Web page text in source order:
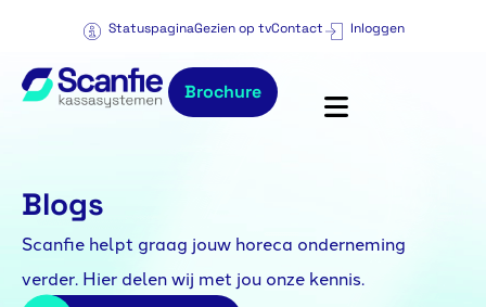
StatuspaginaGezien op tvContact Inloggen
Brochure
Blogs
Scanfie helpt graag jouw horeca onderneming
verder. Hier delen wij met jou onze kennis.